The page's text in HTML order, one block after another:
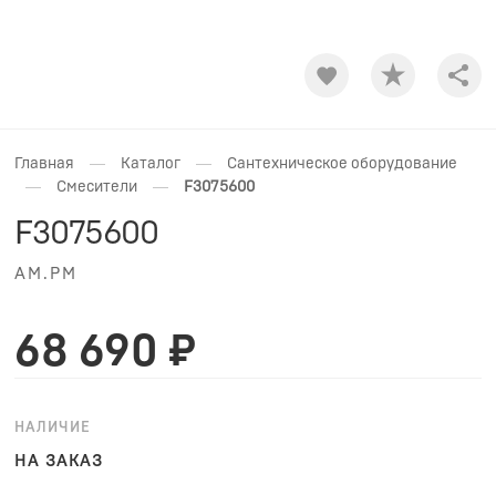
Главная — Каталог — Сантехническое оборудование
— Смесители — F3075600
F3075600
AM.PM
68 690 ₽
НАЛИЧИЕ
НА ЗАКАЗ